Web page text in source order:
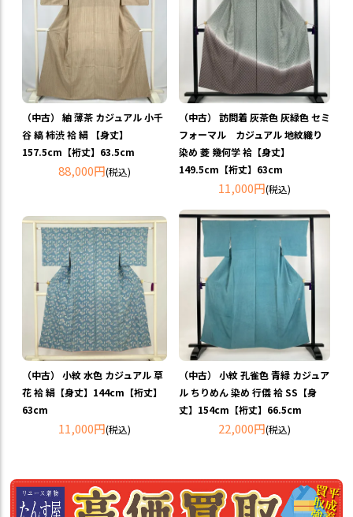
（中古） 紬 薄茶 カジュアル 小千
谷 縞 柿渋 袷 絹 【身丈】
157.5cm【裄丈】63.5cm
88,000円(税込)
（中古） 訪問着 灰茶色 灰緑色 セミ
フォーマル カジュアル 地紋織り
染め 菱 幾何学 袷【身丈】
149.5cm【裄丈】63cm
11,000円(税込)
（中古） 小紋 水色 カジュアル 草
花 袷 絹【身丈】144cm【裄丈】
63cm
11,000円(税込)
（中古） 小紋 孔雀色 青緑 カジュア
ル ちりめん 染め 行儀 袷 SS【身
丈】154cm【裄丈】66.5cm
22,000円(税込)